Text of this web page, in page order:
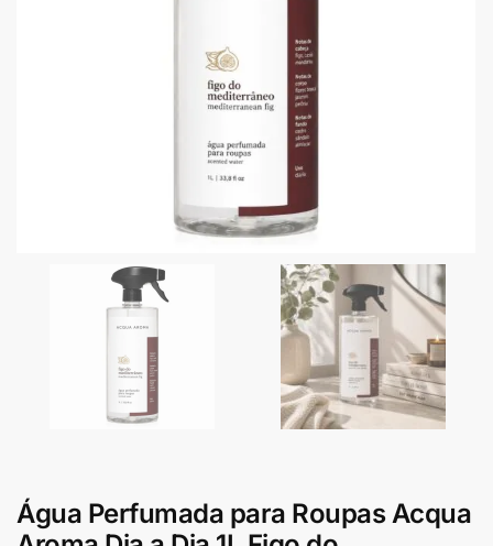
Água Perfumada para Roupas Acqua